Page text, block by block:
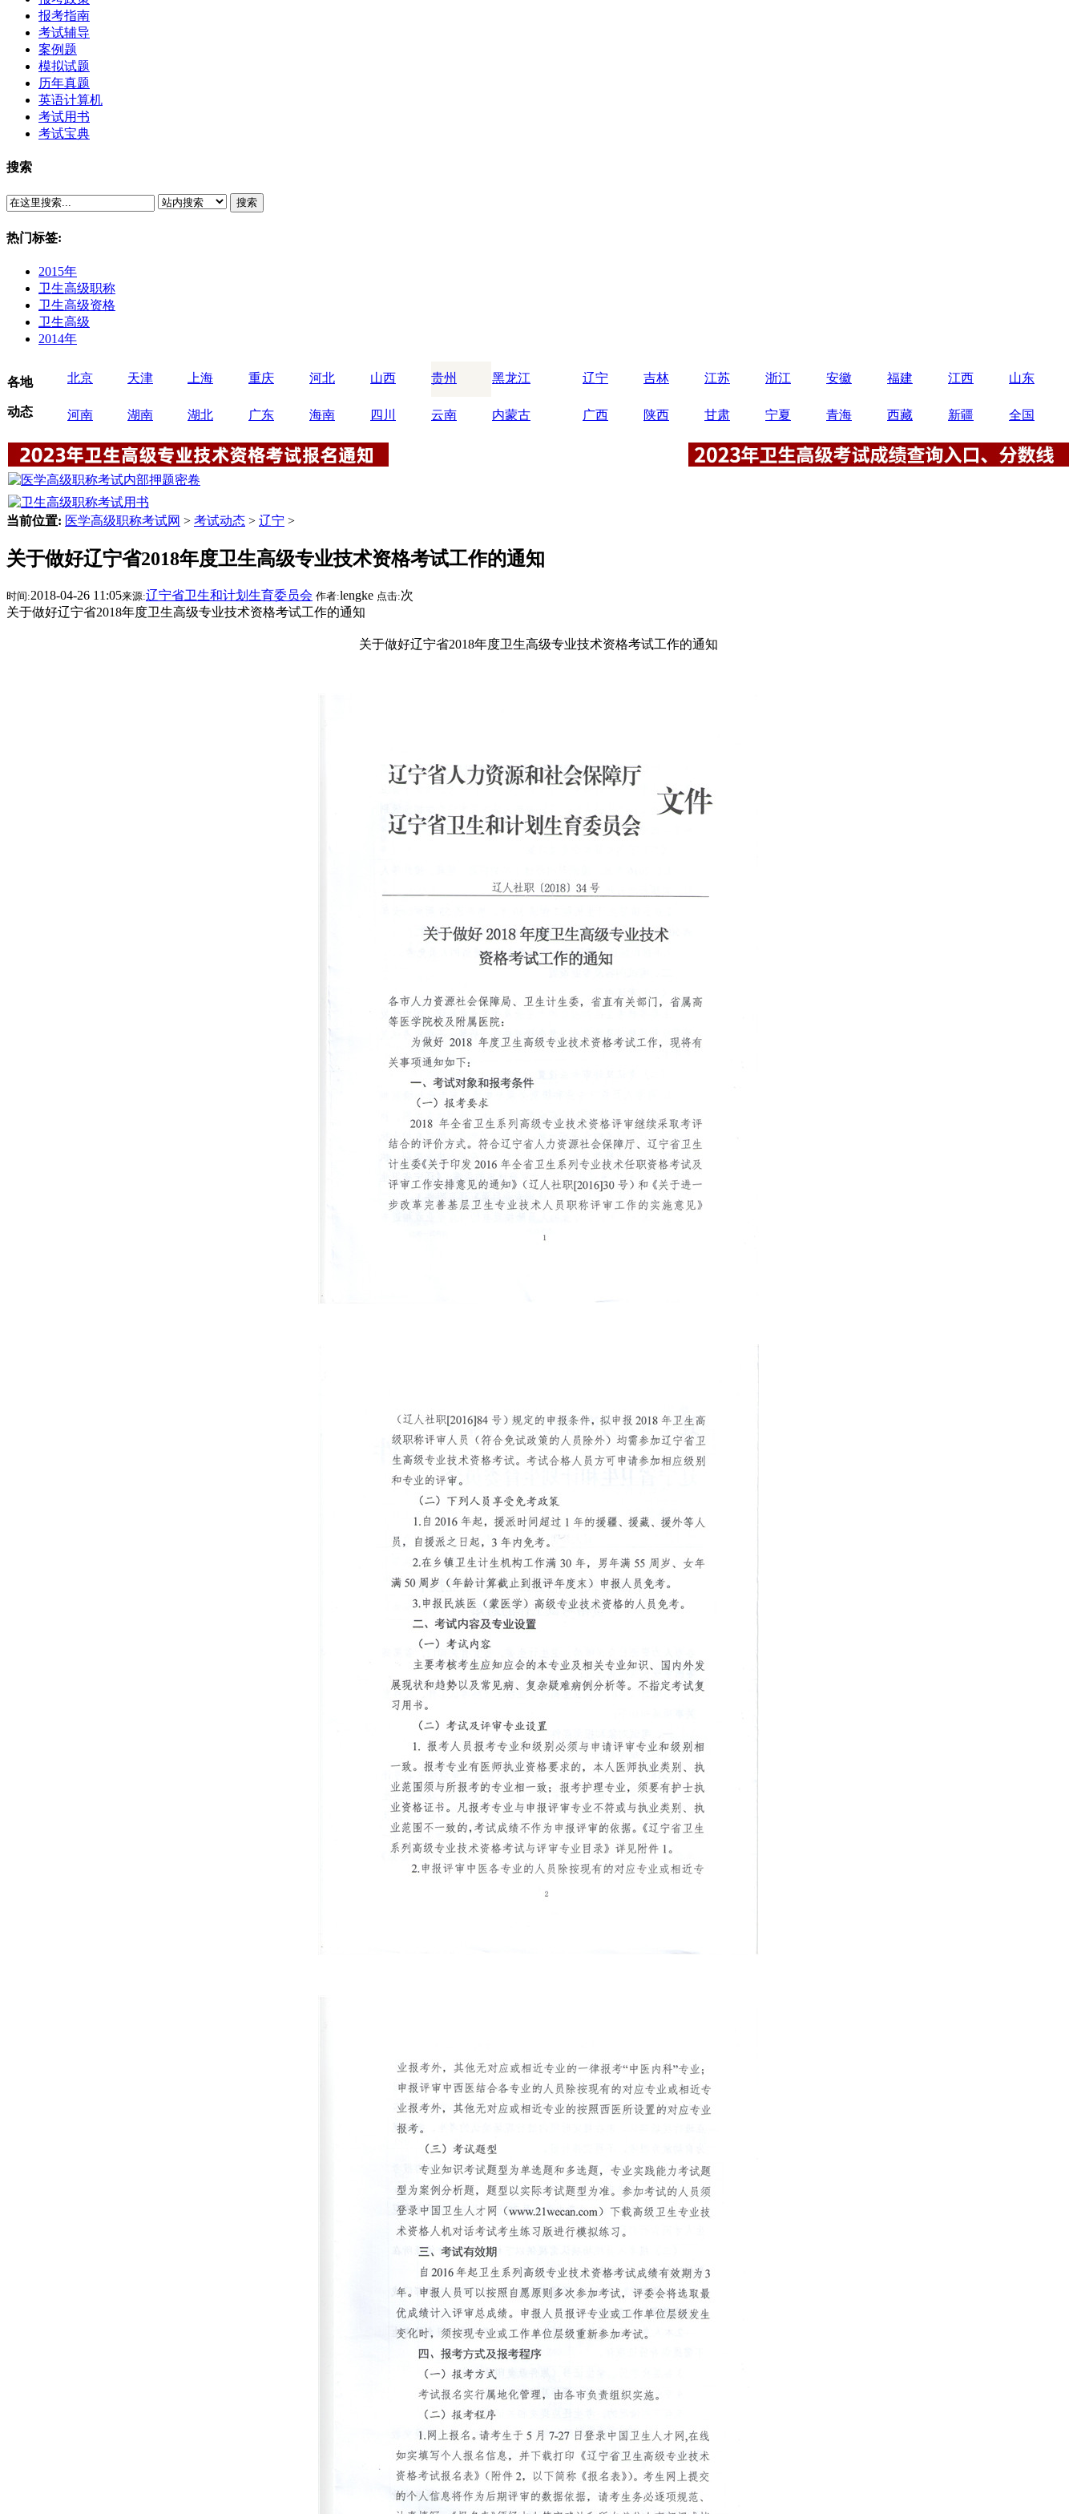
报考指南
考试辅导
案例题
模拟试题
历年真题
英语计算机
考试用书
考试宝典
搜索
搜索
热门标签:
2015年
卫生高级职称
卫生高级资格
卫生高级
2014年
各地
动态
北京 天津 上海 重庆 河北 山西 贵州 黑龙江 辽宁 吉林 江苏 浙江 安徽 福建 江西 山东
河南 湖南 湖北 广东 海南 四川 云南 内蒙古 广西 陕西 甘肃 宁夏 青海 西藏 新疆 全国
当前位置: 医学高级职称考试网 > 考试动态 > 辽宁 >
关于做好辽宁省2018年度卫生高级专业技术资格考试工作的通知
时间:2018-04-26 11:05来源:辽宁省卫生和计划生育委员会 作者:lengke 点击:次
关于做好辽宁省2018年度卫生高级专业技术资格考试工作的通知
关于做好辽宁省2018年度卫生高级专业技术资格考试工作的通知